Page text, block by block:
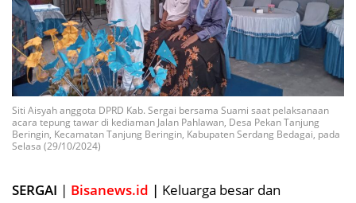
Siti Aisyah anggota DPRD Kab. Sergai bersama Suami saat pelaksanaan
acara tepung tawar di kediaman Jalan Pahlawan, Desa Pekan Tanjung
Beringin, Kecamatan Tanjung Beringin, Kabupaten Serdang Bedagai, pada
Selasa (29/10/2024)
SERGAI | Bisanews.id | Keluarga besar dan